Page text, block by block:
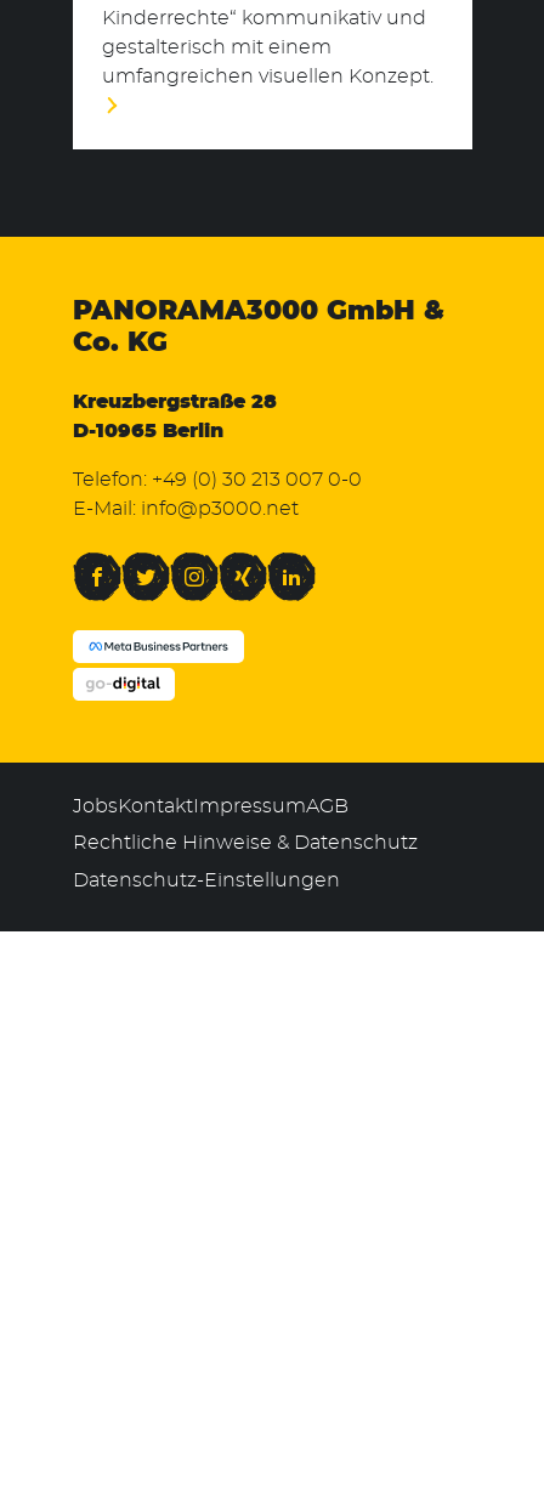
Kinderrechte“ kommunikativ und
gestalterisch mit einem
umfangreichen visuellen Konzept.
PANORAMA3000 GmbH &
Co. KG
Kreuzbergstraße 28
D-10965 Berlin
Telefon: +49 (0) 30 213 007 0-0
E-Mail: info@p3000.net
FacebookTwitterInstagramXing LinkedIn
JobsKontaktImpressumAGB
Rechtliche Hinweise & Datenschutz
Datenschutz-Einstellungen